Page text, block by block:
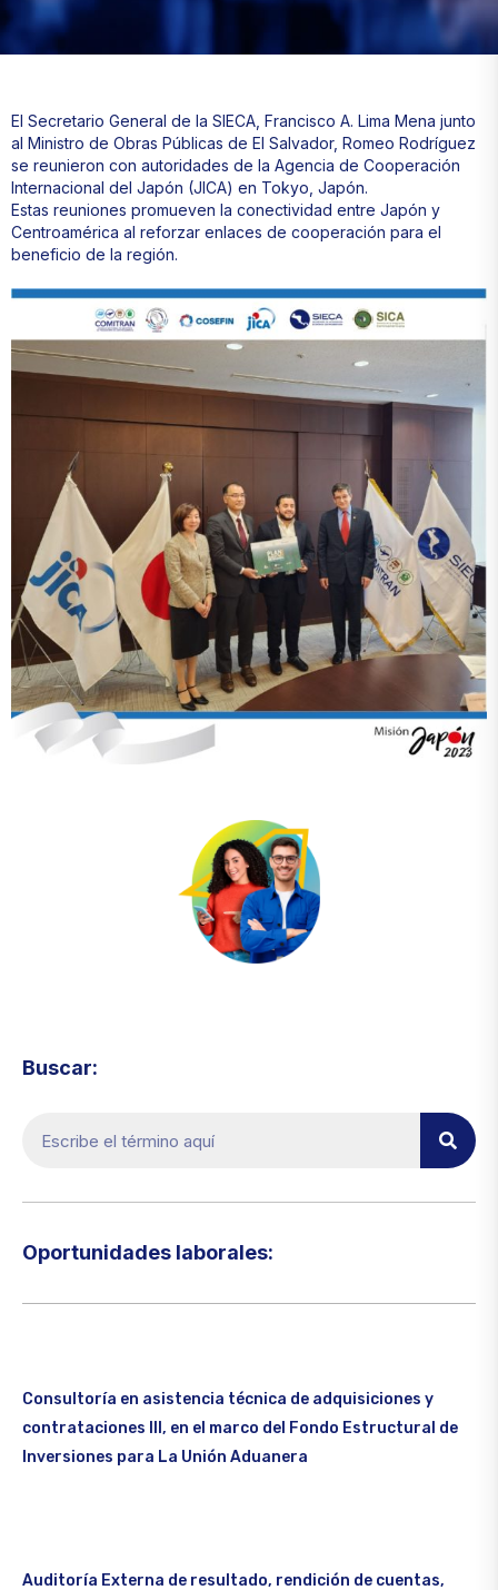
El Secretario General de la SIECA, Francisco A. Lima Mena junto
al Ministro de Obras Públicas de El Salvador, Romeo Rodríguez
se reunieron con autoridades de la Agencia de Cooperación
Internacional del Japón (JICA) en Tokyo, Japón.
Estas reuniones promueven la conectividad entre Japón y
Centroamérica al reforzar enlaces de cooperación para el
beneficio de la región.
Buscar:
Oportunidades laborales:​
Consultoría en asistencia técnica de adquisiciones y
contrataciones III, en el marco del Fondo Estructural de
Inversiones para La Unión Aduanera
Auditoría Externa de resultado, rendición de cuentas,